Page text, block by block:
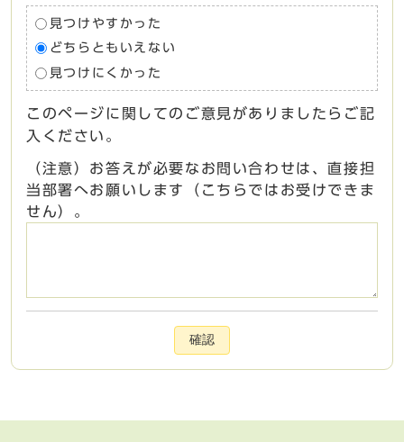
見つけやすかった
どちらともいえない
見つけにくかった
このページに関してのご意見がありましたらご記
入ください。
（注意）お答えが必要なお問い合わせは、直接担
当部署へお願いします（こちらではお受けできま
せん）。
確認